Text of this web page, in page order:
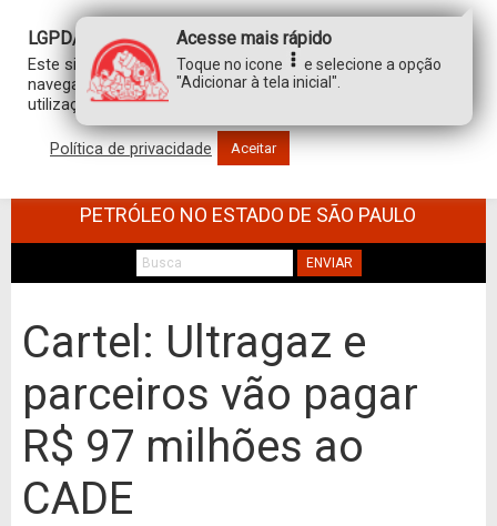
SINDICATO DOS TRABALHADORES NO
PETRÓLEO NO ESTADO DE SÃO PAULO
ENVIAR
Cartel: Ultragaz e
parceiros vão pagar
R$ 97 milhões ao
CADE
LGPD/GDPR
Este site usa cookies para personalizar sua experiência de
navegação. Ao clicar em “aceitar”, você concorda com a
utilização de TODOS os cookies.
Política de privacidade Aceitar
Acesse mais rápido
Toque no icone
e selecione a opção
"Adicionar à tela inicial".